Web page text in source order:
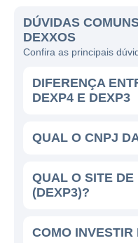
maximização da
A atuação da
setor específico,
eficiência
empresa tenha
fomentar a
processos. A
significativo no
DÚVIDAS
DEXXOS
Confira as principais
DIFERENÇA
DEXP4 E DEXP3
QUAL O CNPJ
QUAL O SITE DE
(DEXP3)?
COMO INVESTIR